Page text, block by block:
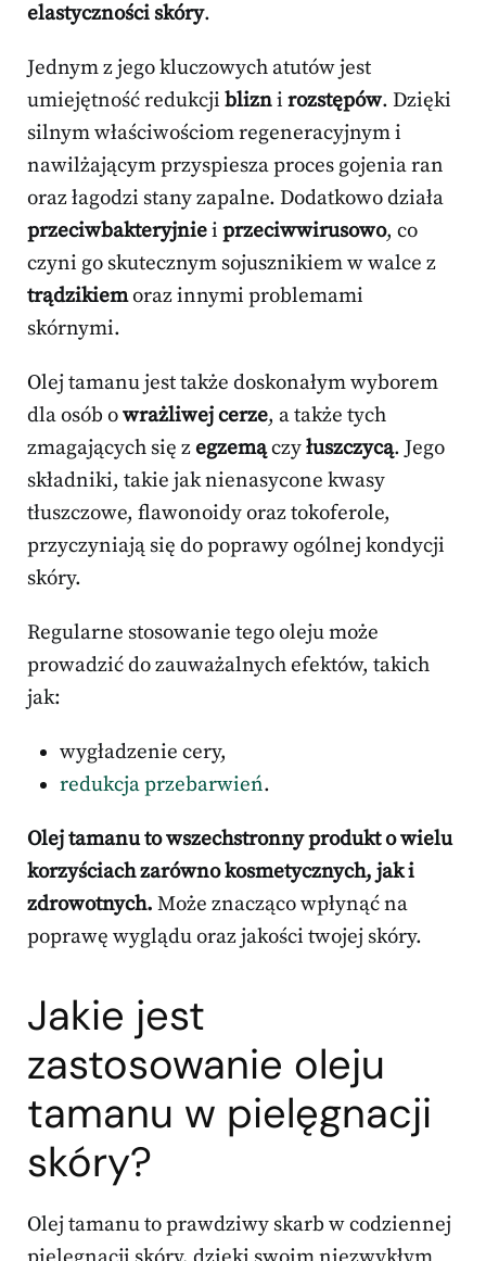
elastyczności skóry.
Jednym z jego kluczowych atutów jest
umiejętność redukcji blizni rozstępów. Dzięki
silnym właściwościom regeneracyjnym i
nawilżającym przyspiesza proces gojenia ran
oraz łagodzi stany zapalne. Dodatkowo działa
przeciwbakteryjniei przeciwwirusowo, co
czyni go skutecznym sojusznikiem w walce z
trądzikiemoraz innymi problemami
skórnymi.
Olej tamanu jest także doskonałym wyborem
dla osób owrażliwej cerze, a także tych
zmagających się zegzemączyłuszczycą. Jego
składniki, takie jak nienasycone kwasy
tłuszczowe, flawonoidy oraz tokoferole,
przyczyniają się do poprawy ogólnej kondycji
skóry.
Regularne stosowanie tego oleju może
prowadzić do zauważalnych efektów, takich
jak:
wygładzenie cery,
redukcja przebarwień.
Olej tamanu to wszechstronny produkt o wielu
korzyściach zarówno kosmetycznych, jak i
zdrowotnych. Może znacząco wpłynąć na
poprawę wyglądu oraz jakości twojej skóry.
Jakie jest
zastosowanie oleju
tamanu w pielęgnacji
skóry?
Olej tamanu to prawdziwy skarb w codziennej